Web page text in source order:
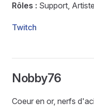
Rôles : Support,
Twitch
Nobby76
Coeur en or, nerfs